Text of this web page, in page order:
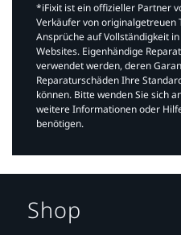
*iFixit ist ein offizieller Partner
Verkäufer von originalgetreuen
Ansprüche auf Vollständigkeit
Websites. Eigenhändige
verwendet werden, deren
Reparaturschäden Ihre
können. Bitte wenden Sie sich
weitere Informationen oder
benötigen.​
Shop